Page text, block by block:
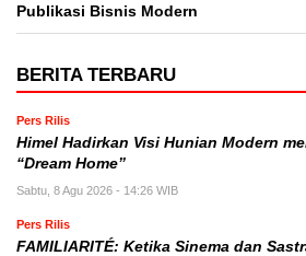
Publikasi Bisnis Modern
BERITA TERBARU
Pers Rilis
Himel Hadirkan Visi Hunian Modern
“Dream Home”
Sabtu, 8 Agu 2026 - 14:26 WIB
Pers Rilis
FAMILIARITÉ: Ketika Sinema dan